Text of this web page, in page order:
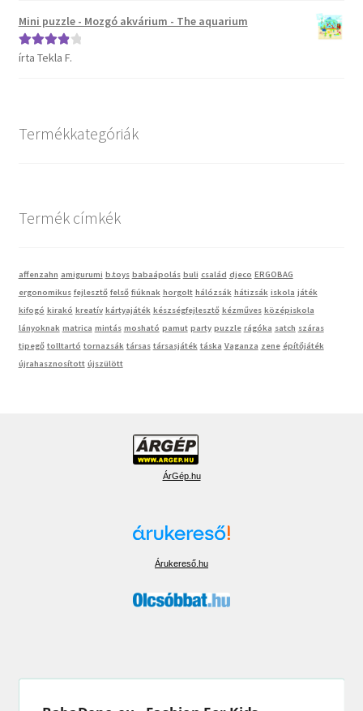
Vaganza gyermekruházat
Wonder Wheels autók
Mini puzzle - Mozgó akvárium - The aquarium
Értékelés:
írta Tekla F.
Termékkategóriák
Termék címkék
affenzahn amigurumi b.toys babaápolás buli család djeco ERGOBAG
ergonomikus fejlesztő felső fiúknak horgolt hálózsák hátizsák iskola játék
kifogó kirakó kreatív kártyajáték készségfejlesztő kézműves középiskola
lányoknak matrica mintás mosható pamut party puzzle rágóka satch száras
tipegő tolltartó tornazsák társas társasjáték táska Vaganza zene építőjáték
újrahasznosított újszülött
ÁrGép.hu
Árukereső.hu